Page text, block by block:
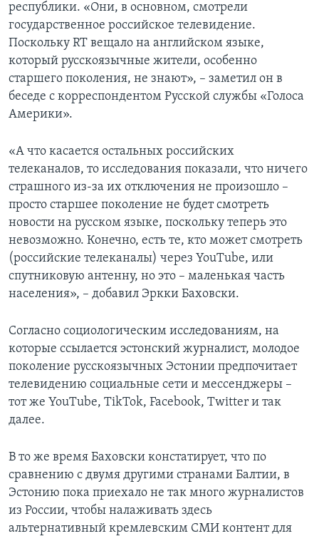
республики. «Они, в основном, смотрели
государственное российское телевидение.
Поскольку RT вещало на английском языке,
который русскоязычные жители, особенно
старшего поколения, не знают», – заметил он в
беседе с корреспондентом Русской службы «Голоса
Америки».
«А что касается остальных российских
телеканалов, то исследования показали, что ничего
страшного из-за их отключения не произошло –
просто старшее поколение не будет смотреть
новости на русском языке, поскольку теперь это
невозможно. Конечно, есть те, кто может смотреть
(российские телеканалы) через YouTube, или
спутниковую антенну, но это – маленькая часть
населения», – добавил Эркки Баховски.
Согласно социологическим исследованиям, на
которые ссылается эстонский журналист, молодое
поколение русскоязычных Эстонии предпочитает
телевидению социальные сети и мессенджеры –
тот же YouTube, TikTok, Facebook, Twitter и так
далее.
В то же время Баховски констатирует, что по
сравнению с двумя другими странами Балтии, в
Эстонию пока приехало не так много журналистов
из России, чтобы налаживать здесь
альтернативный кремлевским СМИ контент для